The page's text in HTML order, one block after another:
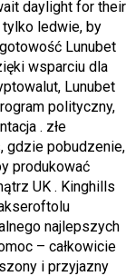
daylight for their
ledwie, by
Lunubet
wsparciu dla
Lunubet
polityczny,
. złe
gdzie pobudzenie,
produkować
UK . Kinghills
najlepszych
– całkowicie
i przyjazny